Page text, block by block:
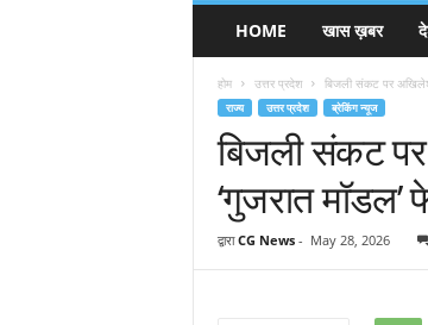
HOME खास ख़बर
होम उत्तर प्रदेश बिजली संकट पर अखिलेश
राज्य उत्तर प्रदेश ब्रेकिंग न्यूज
बिजली संकट
‘गुजरात
द्वारा CG News- May 28, 2026